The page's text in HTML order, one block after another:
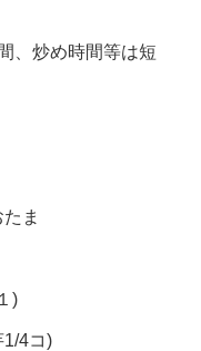
、炒め時間等は短
ま
)
4コ)